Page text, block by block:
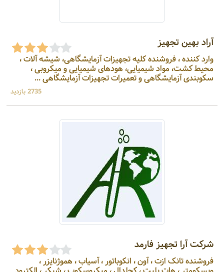
آراد بهین تجهیز
وارد کننده ، فروشنده کلیه تجهیزات آزمایشگاهی، شیشه آلات ،
محیط کشت، مواد شیمیایی، هودهای شیمیایی و میکروبی ،
سکوبندی آزمایشگاهی و تعمیرات تجهیزات آزمایشگاهی ...
2735 بازدید
شرکت آرا تجهیز فارمد
فروشنده تانک ازت ، آون ، انکوباتور ، آسیاب ، هموژنایزر ،